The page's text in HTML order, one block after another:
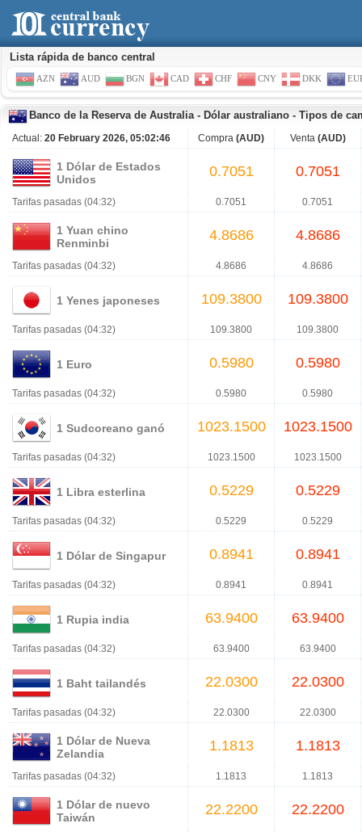
Lista rápida de banco central
AZN AUD BGN CAD CHF CNY DKK
Banco de la Reserva de Australia- Dólar australiano - Tipos de
Actual: 20 February 2026, 05:02:46 Compra (AUD) Venta (AUD)
1 Dólar de Estados
Unidos
0.7051 0.7051
Tarifas pasadas (04:32) 0.7051 0.7051
1 Yuan chino
Renminbi
4.8686 4.8686
Tarifas pasadas (04:32) 4.8686 4.8686
1 Yenes japoneses 109.3800 109.3800
Tarifas pasadas (04:32) 109.3800 109.3800
1 Euro 0.5980 0.5980
Tarifas pasadas (04:32) 0.5980 0.5980
1 Sudcoreano ganó 1023.1500 1023.1500
Tarifas pasadas (04:32) 1023.1500 1023.1500
1 Libra esterlina 0.5229 0.5229
Tarifas pasadas (04:32) 0.5229 0.5229
1 Dólar de Singapur 0.8941 0.8941
Tarifas pasadas (04:32) 0.8941 0.8941
1 Rupia india 63.9400 63.9400
Tarifas pasadas (04:32) 63.9400 63.9400
1 Baht tailandés 22.0300 22.0300
Tarifas pasadas (04:32) 22.0300 22.0300
1 Dólar de Nueva
Zelandia
1.1813 1.1813
Tarifas pasadas (04:32) 1.1813 1.1813
1 Dólar de nuevo
Taiwán
22.2200 22.2200